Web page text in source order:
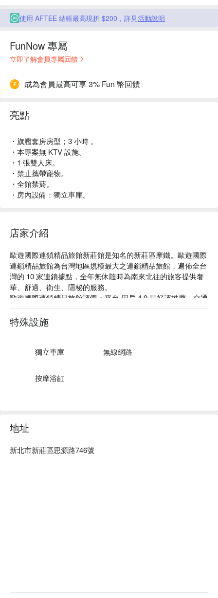
使用 AFTEE 結帳最高現折 $200，詳見活動說明
FunNow 專屬
立即了解會員專屬回饋
成為會員最高可享 3% Fun 幣回饋
亮點
・旗艦套房房型；3 小時 。
・本專案無 KTV 設施。
・1 張雙人床。
・禁止攜帶寵物。
・全館禁菸。
・房內設備：獨立車庫。
店家介紹
歐遊國際連鎖精品旅館新莊館是知名的新莊區摩鐵。歐遊國際
連鎖精品旅館為台灣地區規模最大之連鎖精品旅館，遍佈全台
灣的 10 家連鎖據點，全年無休隨時為南來北往的旅客提供奢
華、舒適、衛生、隱秘的服務。
歐遊國際連鎖精品旅館評價：平台 用戶 4.9 星好評推薦、交通
部觀光局旅館評鑑三星級認證、天下雜誌台灣服務業大賞、遠
見雜誌台灣精品品牌大賞
歐遊國際連鎖精品旅館推薦：離捷運新北產業園區站步行 3 分
金套房、旗艦套房、VIP 套房和總統套房等。
莊館住宿方案、歐遊國際連鎖精品旅館新莊館休息方案立刻查
特殊設施
獨立車庫 無線網路
按摩浴缸
地址
新北市新莊區思源路746號